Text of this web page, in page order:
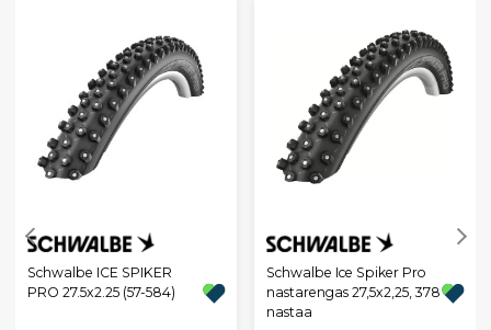
Schwalbe ICE SPIKER
PRO 27.5x2.25 (57-584)
Schwalbe Ice Spiker Pro
nastarengas 27,5x2,25, 378
nastaa